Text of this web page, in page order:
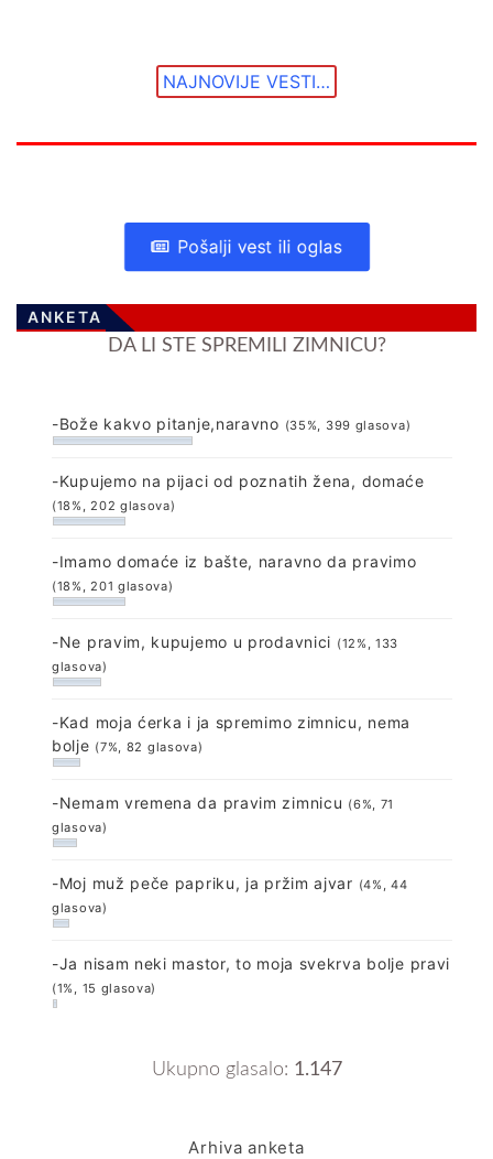
NAJNOVIJE VESTI…
Pošalji vest ili oglas
ANKETA
DA LI STE SPREMILI ZIMNICU?
-Bože kakvo pitanje,naravno (35%, 399 glasova)
-Kupujemo na pijaci od poznatih žena, domaće
(18%, 202 glasova)
-Imamo domaće iz bašte, naravno da pravimo
(18%, 201 glasova)
-Ne pravim, kupujemo u prodavnici (12%, 133
glasova)
-Kad moja ćerka i ja spremimo zimnicu, nema
bolje (7%, 82 glasova)
-Nemam vremena da pravim zimnicu (6%, 71
glasova)
-Moj muž peče papriku, ja pržim ajvar (4%, 44
glasova)
-Ja nisam neki mastor, to moja svekrva bolje pravi
(1%, 15 glasova)
Ukupno glasalo: 1.147
Arhiva anketa